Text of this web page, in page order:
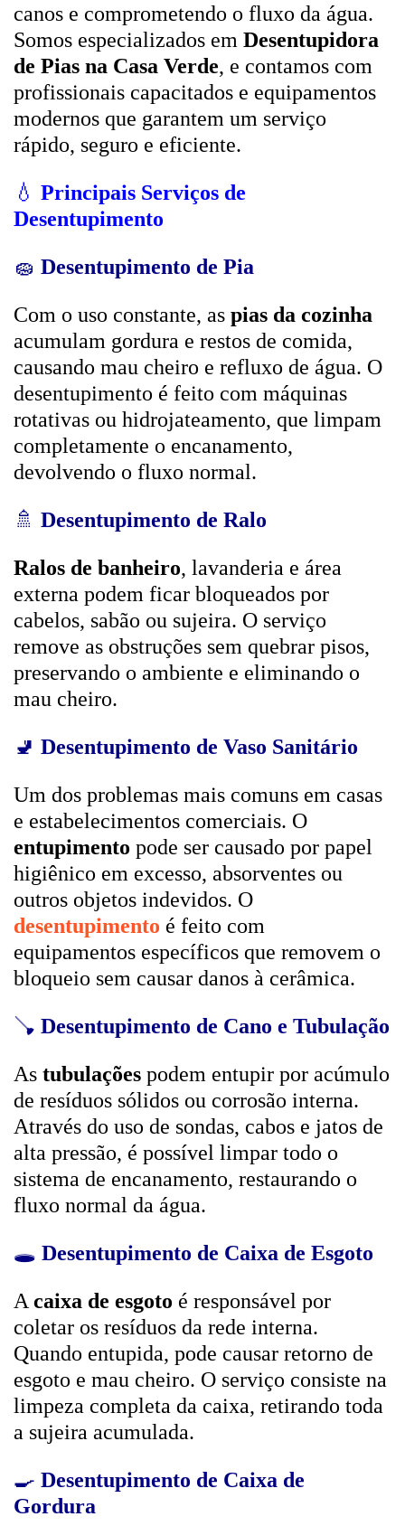
canos e comprometendo o fluxo da água.
Somos especializados em Desentupidora
de Pias na Casa Verde, e contamos com
profissionais capacitados e equipamentos
modernos que garantem um serviço
rápido, seguro e eficiente.
💧 Principais Serviços de
Desentupimento
🧽 Desentupimento de Pia
Com o uso constante, as pias da cozinha
acumulam gordura e restos de comida,
causando mau cheiro e refluxo de água. O
desentupimento é feito com máquinas
rotativas ou hidrojateamento, que limpam
completamente o encanamento,
devolvendo o fluxo normal.
🚿 Desentupimento de Ralo
Ralos de banheiro, lavanderia e área
externa podem ficar bloqueados por
cabelos, sabão ou sujeira. O serviço
remove as obstruções sem quebrar pisos,
preservando o ambiente e eliminando o
mau cheiro.
🚽 Desentupimento de Vaso Sanitário
Um dos problemas mais comuns em casas
e estabelecimentos comerciais. O
entupimento pode ser causado por papel
higiênico em excesso, absorventes ou
outros objetos indevidos. O
desentupimento é feito com
equipamentos específicos que removem o
bloqueio sem causar danos à cerâmica.
🪠 Desentupimento de Cano e Tubulação
As tubulações podem entupir por acúmulo
de resíduos sólidos ou corrosão interna.
Através do uso de sondas, cabos e jatos de
alta pressão, é possível limpar todo o
sistema de encanamento, restaurando o
fluxo normal da água.
🕳️ Desentupimento de Caixa de Esgoto
A caixa de esgoto é responsável por
coletar os resíduos da rede interna.
Quando entupida, pode causar retorno de
esgoto e mau cheiro. O serviço consiste na
limpeza completa da caixa, retirando toda
a sujeira acumulada.
🍳 Desentupimento de Caixa de
Gordura